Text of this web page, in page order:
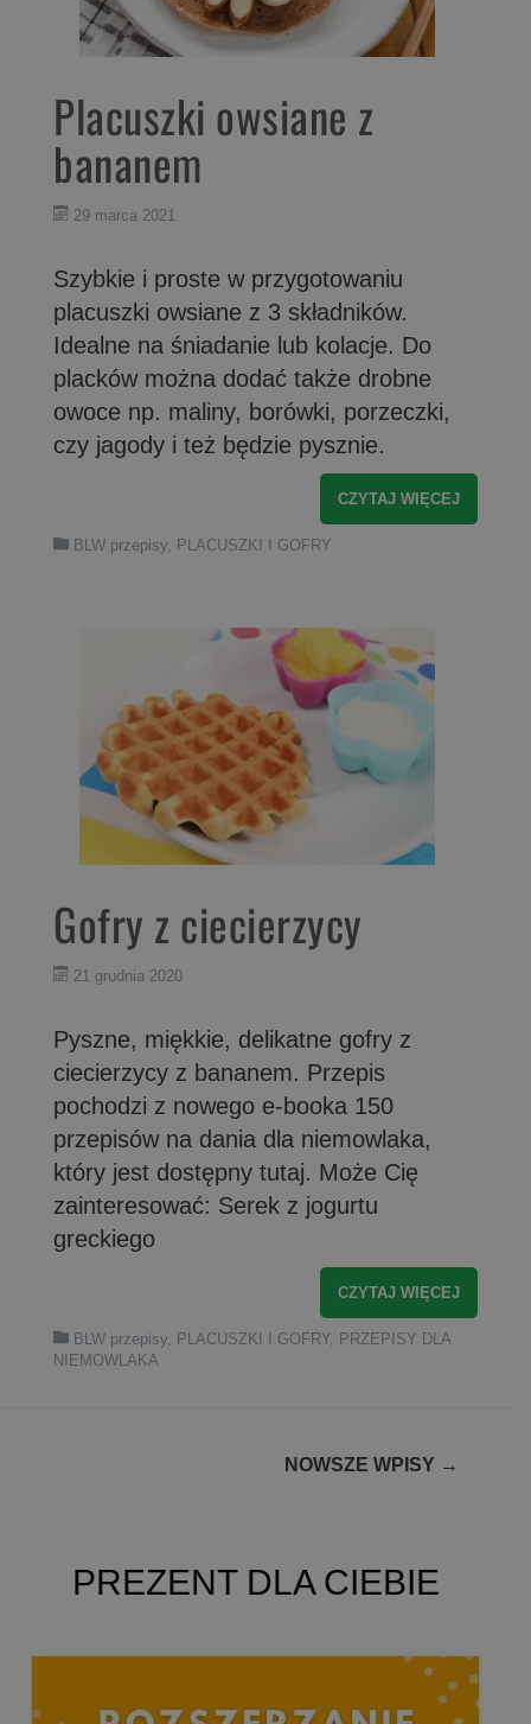
Placuszki owsiane z
bananem
29 marca 2021
Szybkie i proste w przygotowaniu
placuszki owsiane z 3 składników.
Idealne na śniadanie lub kolacje. Do
placków można dodać także drobne
owoce np. maliny, borówki, porzeczki,
czy jagody i też będzie pysznie.
CZYTAJ WIĘCEJ
BLW przepisy, PLACUSZKI I GOFRY
Gofry z ciecierzycy
21 grudnia 2020
Pyszne, miękkie, delikatne gofry z
ciecierzycy z bananem. Przepis
pochodzi z nowego e-booka 150
przepisów na dania dla niemowlaka,
który jest dostępny tutaj. Może Cię
zainteresować: Serek z jogurtu
greckiego
CZYTAJ WIĘCEJ
BLW przepisy, PLACUSZKI I GOFRY, PRZEPISY DLA
NIEMOWLAKA
NOWSZE WPISY →
PREZENT DLA CIEBIE